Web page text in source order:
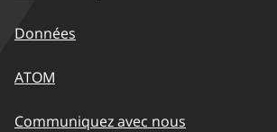
Données
ATOM
Communiquez avec nous